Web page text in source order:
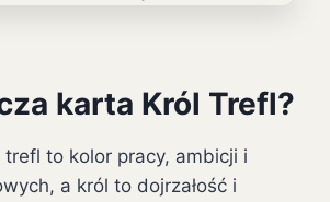
karta Król Trefl?
to kolor pracy, ambicji i
a król to dojrzałość i